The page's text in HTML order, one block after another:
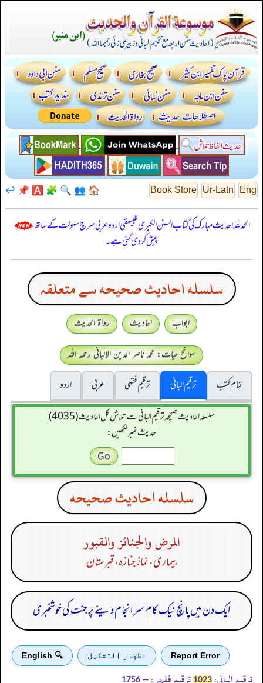
Eng
Ur-Latn
Book Store
🏠
👥
🔍
🧩
🅰️
📌
↩️
الحمدللہ! حدیث مبارک کی کتاب السنن الكبرى للبيهقي اردو عربی سرچ سہولت کے ساتھ
پیش کر دی گئی ہے۔
سلسله احاديث صحيحه سے متعلقہ
ابواب احادیث
رواۃ الحدیث
سوانح حیات: محمد ناصر الدین الالبانی رحمہ اللہ
تمام کتب
ترقیم البانی ترقيم فقہی عربی
اردو
سلسله احاديث صحيحه ترقیم البانی سے تلاش کل احادیث (4035)
حدیث نمبر لکھیں:
سلسله احاديث صحيحه
المرض والجنائز والقبور
بیماری، نماز جنازہ، قبرستان
ایک دن میں پانچ نیک کام سر انجام دینے پر جنت کی خوشخبری
Report Error اظهار التشكيل 🔍 English
1023
--
1756